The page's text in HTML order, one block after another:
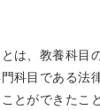
は、教養科目
科目である法
とができたこ